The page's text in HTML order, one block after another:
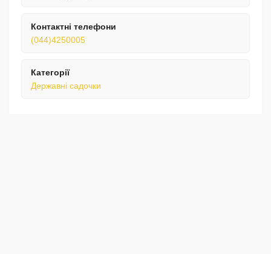
Контактні телефони
(044)4250005
Категорії
Державні садочки